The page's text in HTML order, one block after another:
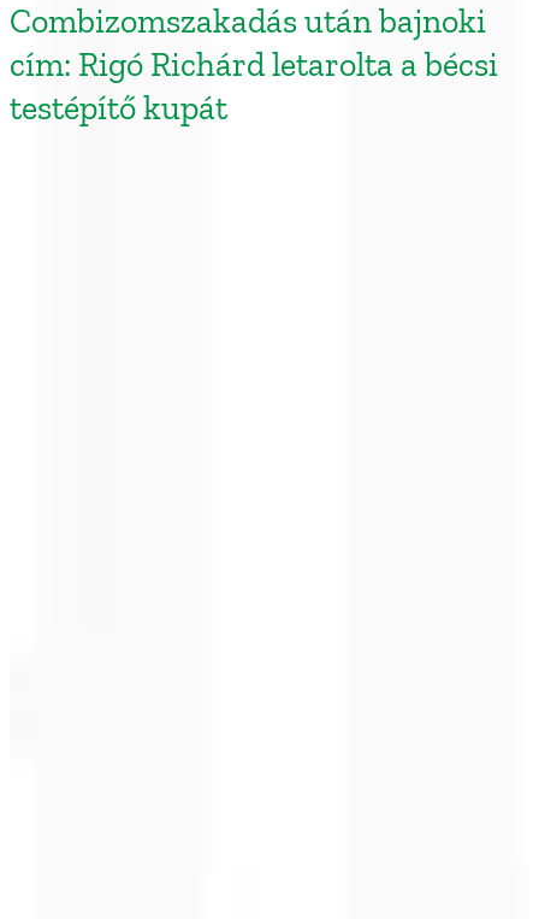
Combizomszakadás után bajnoki
cím: Rigó Richárd letarolta a bécsi
testépítő kupát